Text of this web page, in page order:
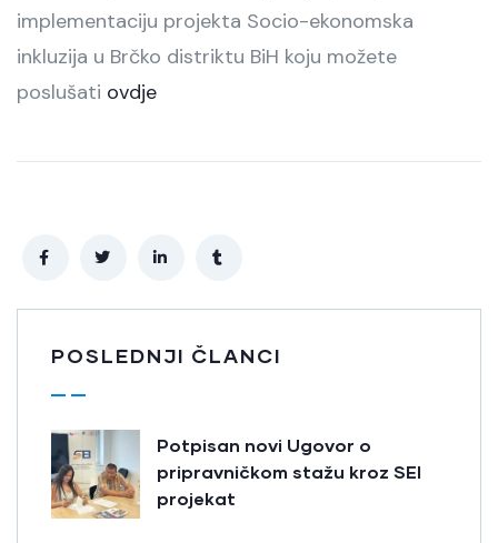
implementaciju projekta Socio-ekonomska
inkluzija u Brčko distriktu BiH koju možete
poslušati ovdje
POSLEDNJI ČLANCI
Potpisan novi Ugovor o
pripravničkom stažu kroz SEI
projekat